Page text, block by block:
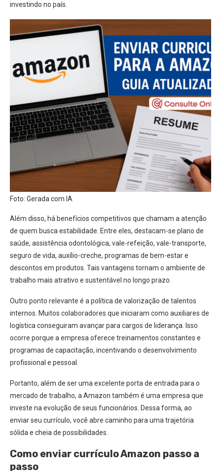
investindo no país.
Foto: Gerada com IA
Além disso, há benefícios competitivos que chamam a atenção
de quem busca estabilidade. Entre eles, destacam-se plano de
saúde, assistência odontológica, vale-refeição, vale-transporte,
seguro de vida, auxílio-creche, programas de bem-estar e
descontos em produtos. Tais vantagens tornam o ambiente de
trabalho mais atrativo e sustentável no longo prazo.
Outro ponto relevante é a política de valorização de talentos
internos. Muitos colaboradores que iniciaram como auxiliares de
logística conseguiram avançar para cargos de liderança. Isso
ocorre porque a empresa oferece treinamentos constantes e
programas de capacitação, incentivando o desenvolvimento
profissional e pessoal.
Portanto, além de ser uma excelente porta de entrada para o
mercado de trabalho, a Amazon também é uma empresa que
investe na evolução de seus funcionários. Dessa forma, ao
enviar seu currículo, você abre caminho para uma trajetória
sólida e cheia de possibilidades.
Como enviar currículo Amazon passo a
passo